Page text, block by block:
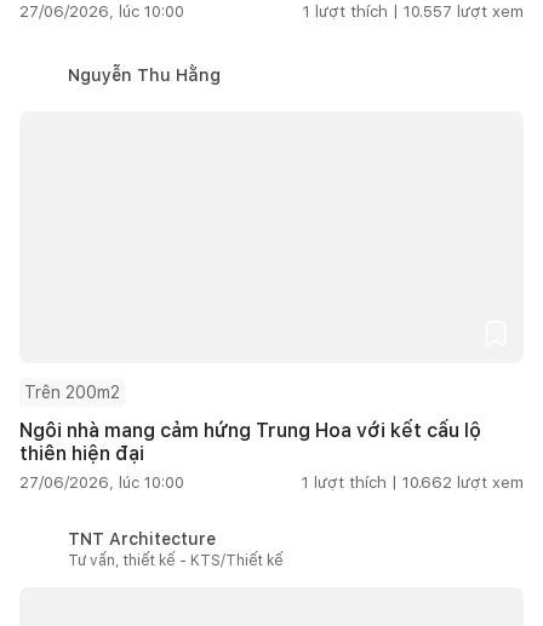
27/06/2026, lúc 10:00 1 lượt thích | 10.557 lượt xem
Nguyễn Thu Hằng
Trên 200m2
Ngôi nhà mang cảm hứng Trung Hoa với kết cấu lộ
thiên hiện đại
27/06/2026, lúc 10:00 1 lượt thích | 10.662 lượt xem
TNT Architecture
Tư vấn, thiết kế - KTS/Thiết kế